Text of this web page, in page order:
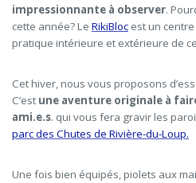
impressionnante à observer.
cette année? Le RikiBloc est un
pratique intérieure et extérieure de
Cet hiver, nous vous proposons
C’est une aventure originale à
ami.e.s. qui vous fera gravir les
parc des Chutes de Rivière-du-Loup.
Une fois bien équipés, piolets aux